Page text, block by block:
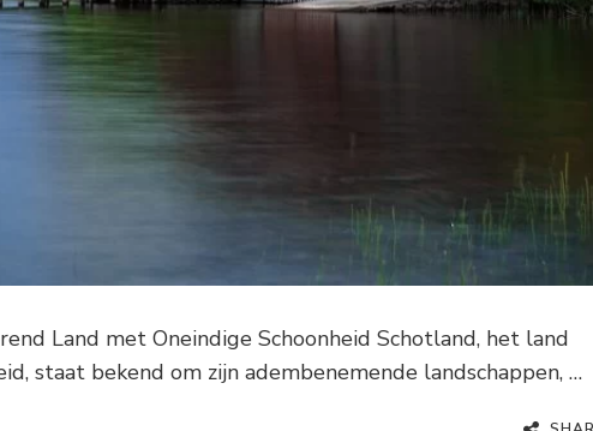
Land met Oneindige Schoonheid Schotland, het land
staat bekend om zijn adembenemende landschappen, …